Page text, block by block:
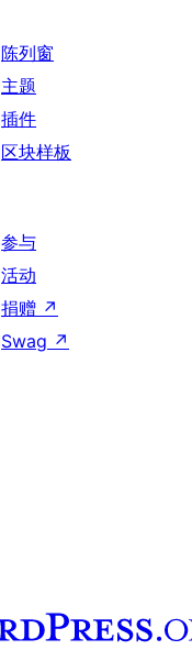
陈列窗
主题
插件
区块样板
参与
活动
捐赠 ↗
Swag ↗